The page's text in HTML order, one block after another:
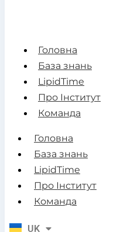
Головна
База знань
LipidTime
Про Інститут
Команда
Головна
База знань
LipidTime
Про Інститут
Команда
UK